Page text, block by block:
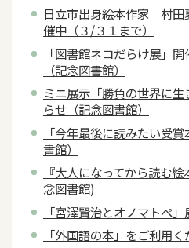
日立市出身絵本作家 村
催中（３/３１まで）
「図書館ネコだらけ展」
（記念図書館）
ミニ展示「勝負の世界に
らせ（記念図書館）
「今年最後に読みたい受
書館）
『大人になってから読む
念図書館)
「宮澤賢治とオノマトペ
「外国語の本」をご利用